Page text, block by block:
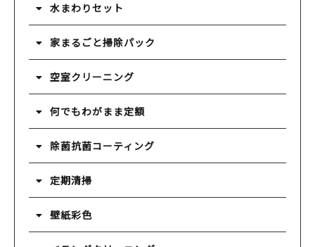
水まわりセット
家まるごと掃除パック
空室クリーニング
何でもわがまま定額
除菌抗菌コーティング
定期清掃
壁紙彩色